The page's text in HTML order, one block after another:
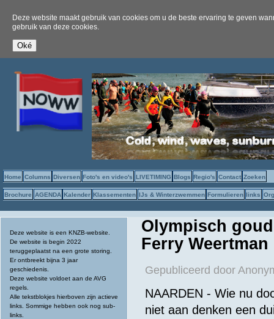
Deze website maakt gebruik van cookies om u de beste ervaring te geven
gebruik van deze cookies.
Home Columns Diversen Foto's en video's LIVETIMING Blogs Regio's Contact Zoeken
Brochure AGENDA Kalender Klassementen IJs & Winterzwemmen Formulieren links
Deze website is een KNZB-website.
De website is begin 2022
teruggeplaatst na een grote storing.
Er ontbreekt bijna 3 jaar
geschiedenis.
Deze website voldoet aan de AVG
regels.
Alle tekstblokjes hierboven zijn actieve
links. Sommige hebben ook nog sub-
links.
Olympisch
Ferry Weertman
Gepubliceerd door
NAARDEN - Wie nu
niet aan denken een